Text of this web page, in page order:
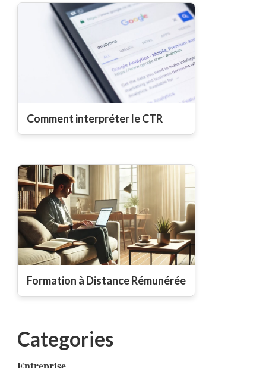
Comment interpréter le CTR
Formation à Distance Rémunérée
Categories